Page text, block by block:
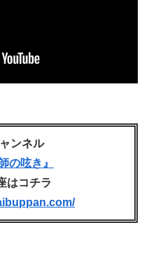
ンネル
の呟き』
はコチラ